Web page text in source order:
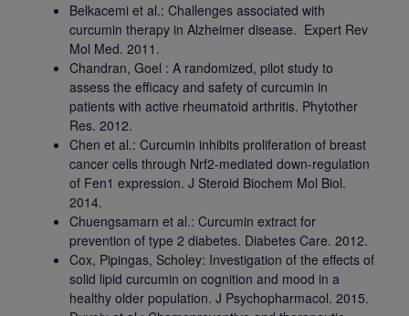
Belkacemi et al.: Challenges associated with
curcumin therapy in Alzheimer disease. Expert Rev
Mol Med. 2011.
Chandran, Goel : A randomized, pilot study to
assess the efficacy and safety of curcumin in
patients with active rheumatoid arthritis. Phytother
Res. 2012.
Chen et al.: Curcumin inhibits proliferation of breast
cancer cells through Nrf2-mediated down-regulation
of Fen1 expression. J Steroid Biochem Mol Biol.
2014.
Chuengsamarn et al.: Curcumin extract for
prevention of type 2 diabetes. Diabetes Care. 2012.
Cox, Pipingas, Scholey: Investigation of the effects of
solid lipid curcumin on cognition and mood in a
healthy older population. J Psychopharmacol. 2015.